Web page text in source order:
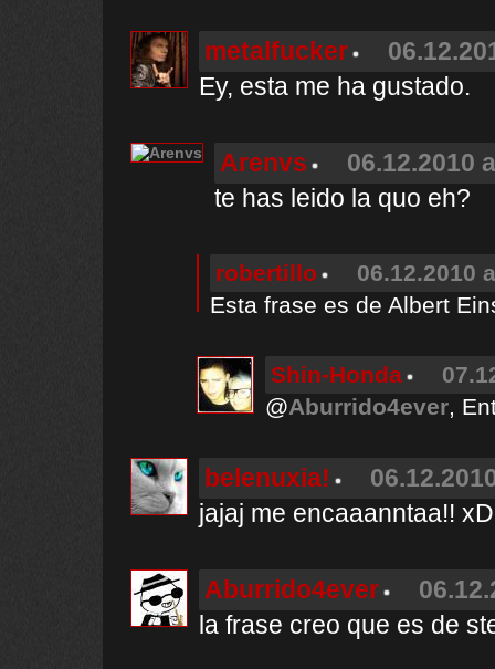
metalfucker
Ey, esta me ha gustado.
Arenvs
06.12.2010
te has leido la quo eh?
robertillo
06.12.2010
Esta frase es de Albert
Shin-Honda
@Aburrido4ever,
belenuxia!
jajaj me encaaanntaa!! xD
Aburrido4ever
la frase creo que es de